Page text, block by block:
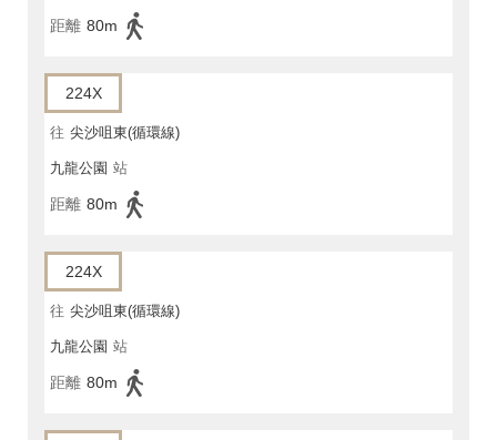
距離 80m
224X
往 尖沙咀東(循環線)
九龍公園 站
距離 80m
224X
往 尖沙咀東(循環線)
九龍公園 站
距離 80m